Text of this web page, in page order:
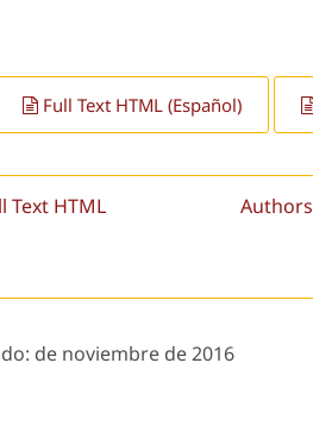
Full Text HTML (Español)
Text HTML Authors
de noviembre de 2016